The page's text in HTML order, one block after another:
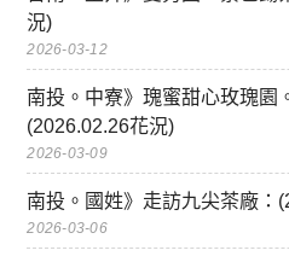
況)
2026-03-12
南投。中寮》瑰蜜甜心玫瑰園
(2026.02.26花況)
2026-03-09
南投。國姓》走訪九尖茶廠：
2026-03-06